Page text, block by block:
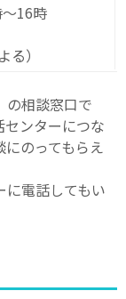
16時
る）
の相談窓口で
ンターにつな
のってもらえ
に電話してもい